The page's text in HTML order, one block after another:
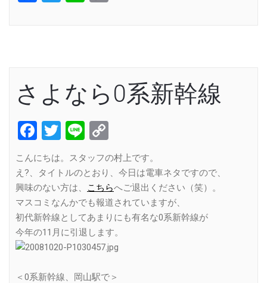
さよなら0系新幹線
Facebook
Twitter
Line
Link
こんにちは。スタッフの村上です。
え?、タイトルのとおり、今日は電車ネタですので、
興味のない方は、
こちらへご退出ください（笑）。
マスコミなんかでも報道されていますが、
初代新幹線としてあまりにも有名な0系新幹線が
今年の11月に引退します。
＜0系新幹線、岡山駅で＞